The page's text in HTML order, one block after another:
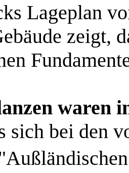
Lageplan
zeigt,
waren
sich bei den